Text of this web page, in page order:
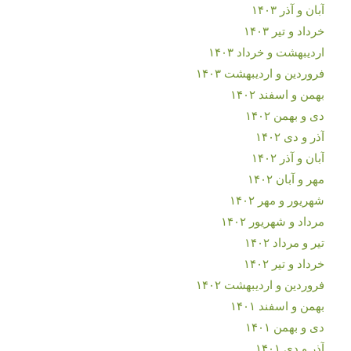
آبان و آذر ۱۴۰۳
خرداد و تیر ۱۴۰۳
اردیبهشت و خرداد ۱۴۰۳
فروردین و اردیبهشت ۱۴۰۳
بهمن و اسفند ۱۴۰۲
دی و بهمن ۱۴۰۲
آذر و دی ۱۴۰۲
آبان و آذر ۱۴۰۲
مهر و آبان ۱۴۰۲
شهریور و مهر ۱۴۰۲
مرداد و شهریور ۱۴۰۲
تیر و مرداد ۱۴۰۲
خرداد و تیر ۱۴۰۲
فروردین و اردیبهشت ۱۴۰۲
بهمن و اسفند ۱۴۰۱
دی و بهمن ۱۴۰۱
آذر و دی ۱۴۰۱